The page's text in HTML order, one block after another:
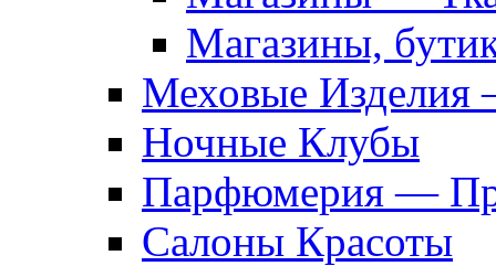
Магазины,
Меховые Изделия
Ночные Клубы
Парфюмерия —
Салоны Красоты